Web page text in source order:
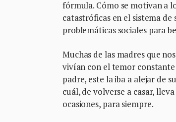
fórmula. Cómo se motivan a
catastróficas en el sistema de
problemáticas sociales para
Muchas de las madres que
vivían con el temor constante
padre, este la iba a alejar de
cuál, de volverse a casar,
ocasiones, para siempre.